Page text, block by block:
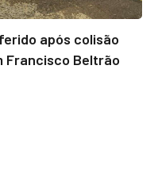
após colisão
Francisco Beltrão